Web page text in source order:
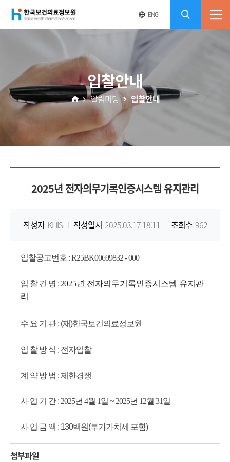
(재)
보
건
의
료
원
Korea
Health
Information
Service
ENG영
사
기
전
기
전
체
입찰안내
알림마당 입찰안내
2025년 전자의무기록인증시스템 유지관리
작성자 KHIS 작성일시 2025.03.17 18:11 조회수 962
입찰공고번호 : R25BK00699832 - 000
입 찰 건 명 : 2025년 전자의무기록인증시스템 유지관
리
수 요 기 관 : (재)한국보건의료정보원
입 찰 방 식 : 전자입찰
계 약 방 법 : 제한경쟁
사 업 기 간 : 2025년 4월 1일 ~ 2025년 12월 31일
사 업 금 액 : 130백원(부가가치세 포함)
첨부파일